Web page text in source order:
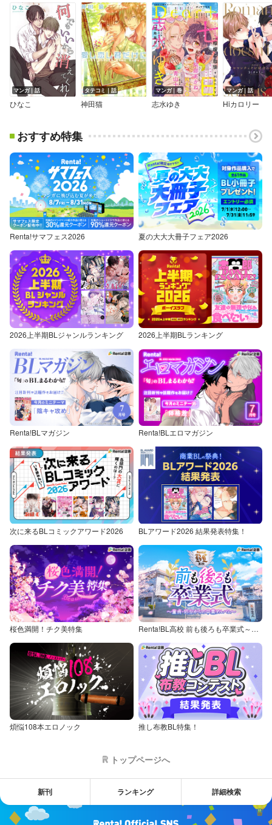
マンガ｜話
ひなこ
タテコミ｜話
神田猫
マンガ｜巻
志水ゆき
マンガ｜話
Hiカロリー
おすすめ特集
Renta!サマフェス2026 夏の大大大冊子フェア2026
2026上半期BLジャンルランキング 2026上半期BLランキング
Renta!BLマガジン Renta!BLエロマガジン
次に来るBLコミックアワード2026 BLアワード2026 結果発表特集！
桜色満開！チク美特集 Renta!BL高校 前も後ろも卒業式～童貞・処女からの卒業アルバム～
煩悩108本エロノック 推し布教BL特集！
トップページへ
新刊 ランキング 詳細検索